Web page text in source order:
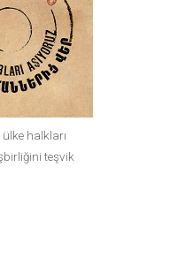
halkları
teşvik